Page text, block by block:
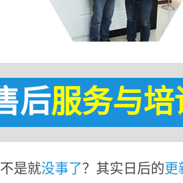
后服务与培
是就没事了？其实日后的更